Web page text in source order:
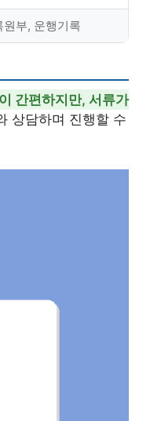
원부, 운행기록
간편하지만, 서류가
상담하며 진행할 수